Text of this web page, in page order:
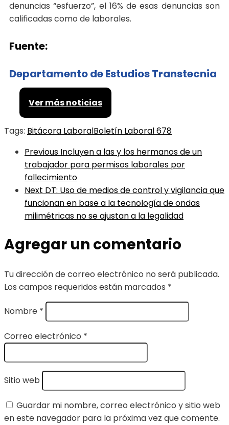
denuncias “esfuerzo”, el 16% de esas denuncias son
calificadas como de laborales.
Fuente:
Departamento de Estudios Transtecnia
Ver más noticias
Tags: Bitácora LaboralBoletín Laboral 678
Previous Incluyen a las y los hermanos de un
trabajador para permisos laborales por
fallecimiento
Next DT: Uso de medios de control y vigilancia que
funcionan en base a la tecnología de ondas
milimétricas no se ajustan a la legalidad
Agregar un comentario
Tu dirección de correo electrónico no será publicada.
Los campos requeridos están marcados *
Nombre *
Correo electrónico *
Sitio web
Guardar mi nombre, correo electrónico y sitio web
en este navegador para la próxima vez que comente.